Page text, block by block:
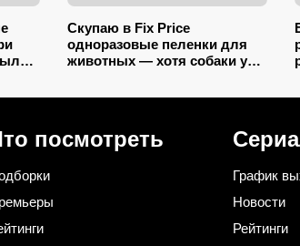
Скупаю в Fix Price
одноразовые пеленки для
животных — хотя собаки у
посмотреть
График
Новости
Рейтинги